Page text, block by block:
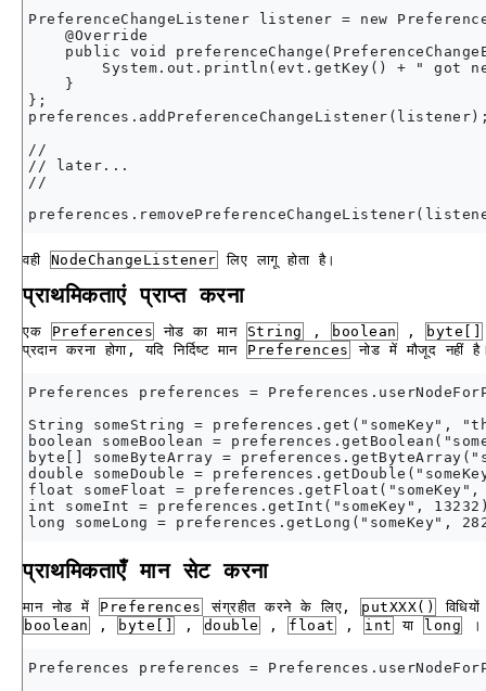
PreferenceChangeListener listener = new
    @Override
public void
System.out.println(evt.getKey() + " got
    }
};
//
// later...
//
वही NodeChangeListener लिए लागू होता है।
प्राथमिकताएं प्राप्त करना
एक Preferences नोड का मान String , boolean , byte[]
प्रदान करना होगा, यदि निर्दिष्ट मान
Preferences नोड में मौजूद नहीं
Preferences preferences =
String someString =
boolean someBoolean =
byte[] someByteArray =
double someDouble =
float someFloat =
int someInt = preferences.getInt("someKey",
प्राथमिकताएँ मान सेट करना
मान नोड में Preferences संग्रहीत करने के लिए, putXXX()
boolean
, byte[] , double , float , int या long ।
Preferences preferences =